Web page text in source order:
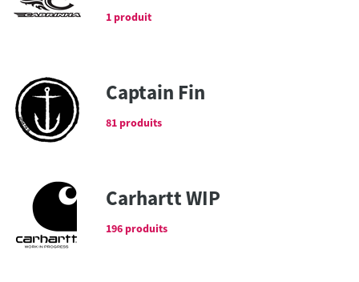
1 produit
Captain Fin
81 produits
Carhartt WIP
196 produits